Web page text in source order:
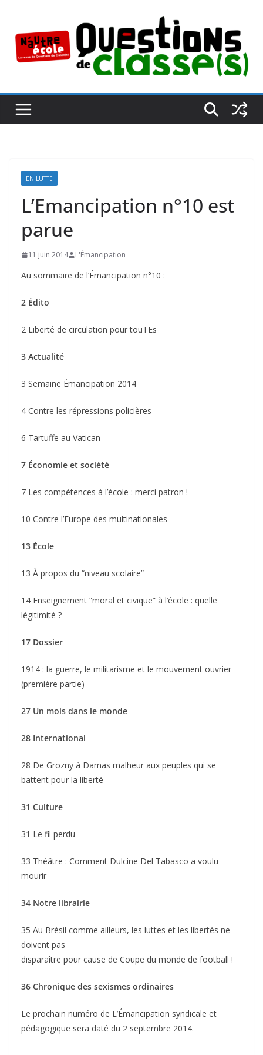
contenu
EN LUTTE
L’Emancipation n°10 est
parue
11 juin 2014 L'Émancipation
Au sommaire de l’Émancipation n°10 :
2 Édito
2 Liberté de circulation pour touTEs
3 Actualité
3 Semaine Émancipation 2014
4 Contre les répressions policières
6 Tartuffe au Vatican
7 Économie et société
7 Les compétences à l’école : merci patron !
10 Contre l’Europe des multinationales
13 École
13 À propos du “niveau scolaire”
14 Enseignement “moral et civique” à l’école : quelle
légitimité ?
17 Dossier
1914 : la guerre, le militarisme et le mouvement ouvrier
(première partie)
27 Un mois dans le monde
28 International
28 De Grozny à Damas malheur aux peuples qui se
battent pour la liberté
31 Culture
31 Le fil perdu
33 Théâtre : Comment Dulcine Del Tabasco a voulu
mourir
34 Notre librairie
35 Au Brésil comme ailleurs, les luttes et les libertés ne
doivent pas
disparaître pour cause de Coupe du monde de football !
36 Chronique des sexismes ordinaires
Le prochain numéro de L’Émancipation syndicale et
pédagogique sera daté du 2 septembre 2014.